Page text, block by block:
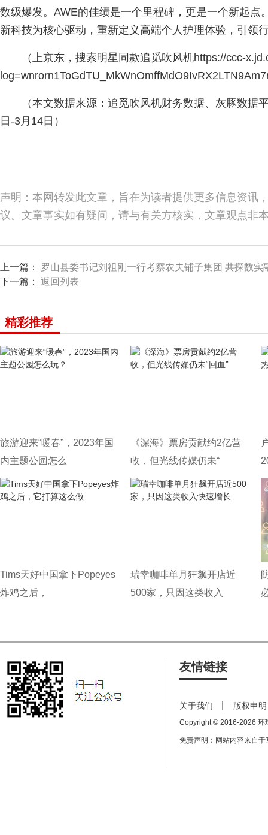
数级爆发。AWE的佳绩是一个里程碑，更是一个新起点
新科技为核心驱动，重新定义高端个人护理体验，引领
（上京东，搜索明星同款追觅吹风机https://ccc-
（本文数据来源：追觅吹风机财务数据、灰豚数据
日-3月14日）
声明：本网转发此文章，旨在为读者提供更多信息资讯
议。文章事实如有疑问，请与有关方核实，文章观点非
上一篇： 罗山县委书记刘祖刚一行考察农夫铺子集团 共探数实
下一篇： 返回列表
精彩推荐
旅游迎来“暖春”，2023年国
内主题公园怎么
《深海》票房贡献约2亿营
收，但光线传媒仍未“
Tims天好中国拿下Popeyes
炸鸡之后，
瑞幸咖啡单月狂飙开店近
500家，只因这类收入
友情链接
关于我们 版权申明
Copyright © 2016-2026 环
免责声明：网站内容来自